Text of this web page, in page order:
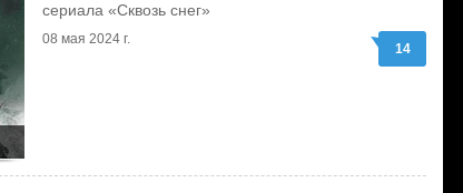
сериала «Сквозь снег»
08 мая 2024 г.
14